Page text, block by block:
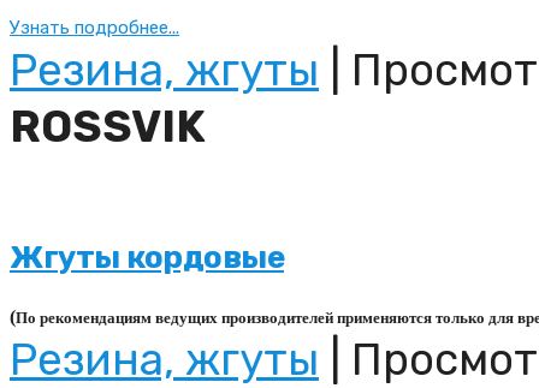
Узнать подробнее...
Резина, жгуты |
ROSSVIK
Жгуты кордовые
(По рекомендациям ведущих производителей применяются только для
Резина, жгуты |